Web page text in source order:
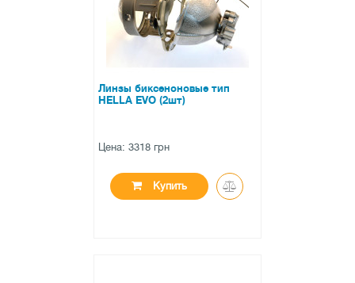
Линзы биксеноновые тип
HELLA EVO (2шт)
Цена: 3318 грн
Купить